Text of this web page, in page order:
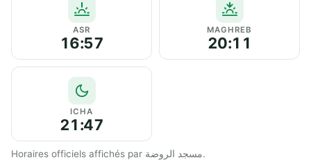
ASR
16:57
MAGHREB
20:11
ICHA
21:47
Horaires officiels affichés par مسجد الروضة.